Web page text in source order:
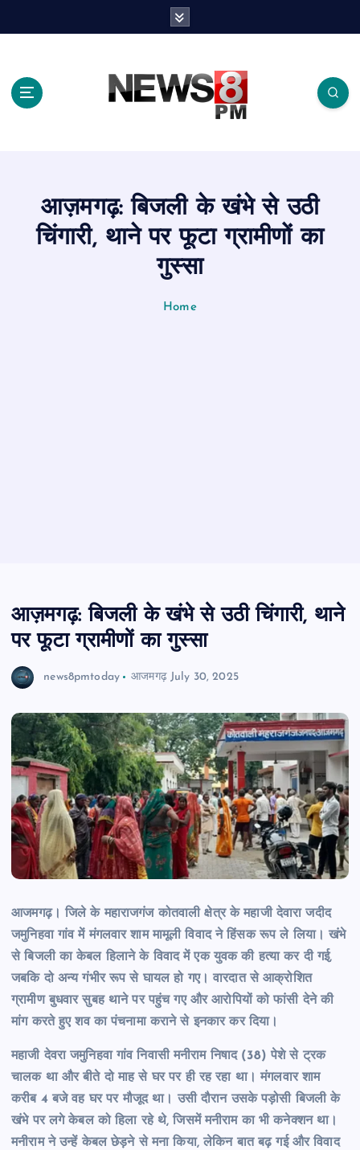
आज़मगढ़: बिजली के खंभे से उठी
चिंगारी, थाने पर फूटा ग्रामीणों का
गुस्सा
Home
आज़मगढ़: बिजली के खंभे से उठी चिंगारी, थाने
पर फूटा ग्रामीणों का गुस्सा
news8pmtoday आजमगढ़ July 30, 2025
आजमगढ़। जिले के महाराजगंज कोतवाली क्षेत्र के महाजी देवारा जदीद
जमुनिहवा गांव में मंगलवार शाम मामूली विवाद ने हिंसक रूप ले लिया। खंभे
से बिजली का केबल हिलाने के विवाद में एक युवक की हत्या कर दी गई,
जबकि दो अन्य गंभीर रूप से घायल हो गए। वारदात से आक्रोशित
ग्रामीण बुधवार सुबह थाने पर पहुंच गए और आरोपियों को फांसी देने की
मांग करते हुए शव का पंचनामा कराने से इनकार कर दिया।
महाजी देवरा जमुनिहवा गांव निवासी मनीराम निषाद (38) पेशे से ट्रक
चालक था और बीते दो माह से घर पर ही रह रहा था। मंगलवार शाम
करीब 4 बजे वह घर पर मौजूद था। उसी दौरान उसके पड़ोसी बिजली के
खंभे पर लगे केबल को हिला रहे थे, जिसमें मनीराम का भी कनेक्शन था।
मनीराम ने उन्हें केबल छेड़ने से मना किया, लेकिन बात बढ़ गई और विवाद